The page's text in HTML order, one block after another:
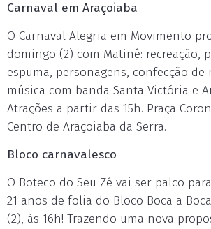
Carnaval em Araçoiaba
O Carnaval Alegria em Movimento
domingo (2) com Matinê: recreação,
espuma, personagens, confecção de
música com banda Santa Victória e
Atrações a partir das 15h. Praça
Centro de Araçoiaba da Serra.
Bloco carnavalesco
O Boteco do Seu Zé vai ser palco
21 anos de folia do Bloco Boca a
(2), às 16h! Trazendo uma nova